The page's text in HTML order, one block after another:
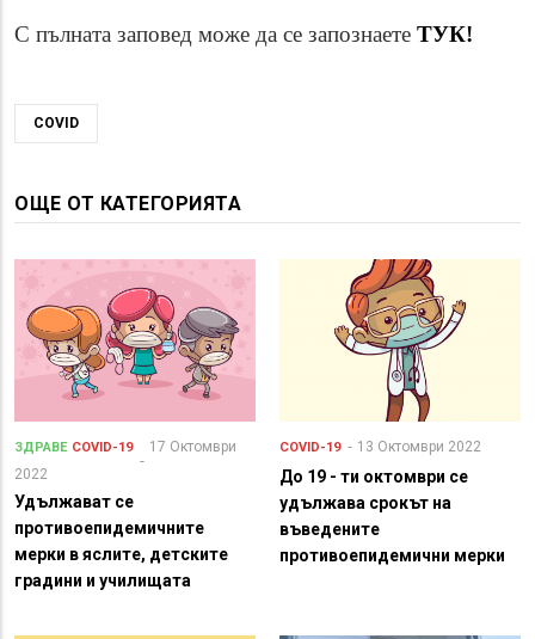
С пълната заповед може да се запознаете ТУК!
COVID
ОЩЕ ОТ КАТЕГОРИЯТА
ЗДРАВЕ COVID-19
17 Октомври
2022
Удължават се
противоепидемичните
мерки в яслите, детските
градини и училищата
COVID-19 13 Октомври 2022
До 19 - ти октомври се
удължава срокът на
въведените
противоепидемични мерки